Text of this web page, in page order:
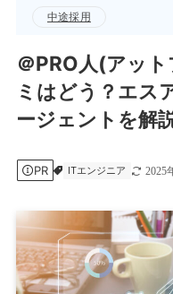
中途採用
＠PRO人(アッ
ミはどう？エス
ージェントを解
PR ITエンジニア 2025